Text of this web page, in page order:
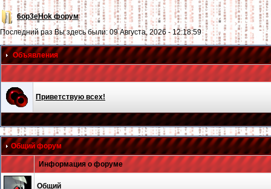
6op3eHok форум
Последний раз Вы здесь были: 09 Августа, 2026 - 12:18:59
Объявления
Приветствую всех!
Общий форум
Информация о форуме
Общий